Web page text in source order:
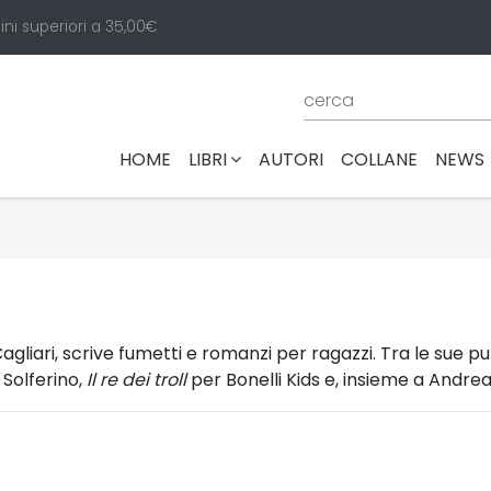
superiori a 35,00€
HOME (CURRENT)
LIBRI AUTORI COLLANE NEWS
scrive fumetti e romanzi per ragazzi. Tra le sue
Il re dei trollper Bonelli Kids e, insieme a